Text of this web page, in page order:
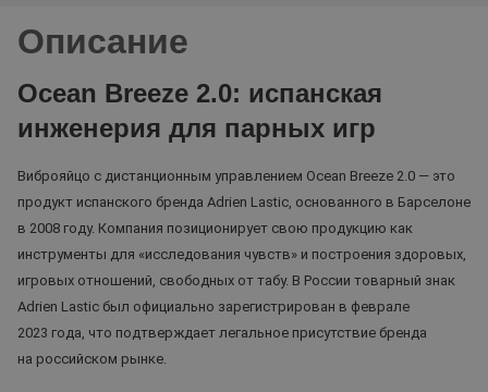
Описание
Ocean Breeze 2.0: испанская
инженерия для парных игр
Виброяйцо с дистанционным управлением Ocean Breeze 2.0 — это
продукт испанского бренда Adrien Lastic, основанного в Барселоне
в 2008 году. Компания позиционирует свою продукцию как
инструменты для «исследования чувств» и построения здоровых,
игровых отношений, свободных от табу. В России товарный знак
Adrien Lastic был официально зарегистрирован в феврале
2023 года, что подтверждает легальное присутствие бренда
на российском рынке.